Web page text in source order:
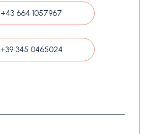
+43 664 1057967
+39 345 0465024